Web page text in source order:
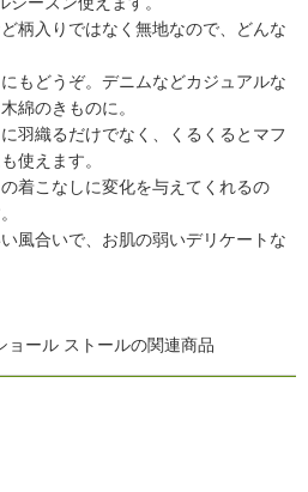
柄入りではなく無地なので、どんな
もどうぞ。デニムなどカジュアルな
綿のきものに。
羽織るだけでなく、くるくるとマフ
使えます。
着こなしに変化を与えてくれるの
風合いで、お肌の弱いデリケートな
ョール ストールの関連商品